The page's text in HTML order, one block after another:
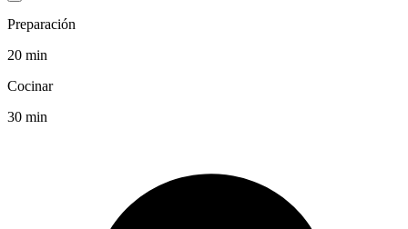
Preparación
20 min
Cocinar
30 min